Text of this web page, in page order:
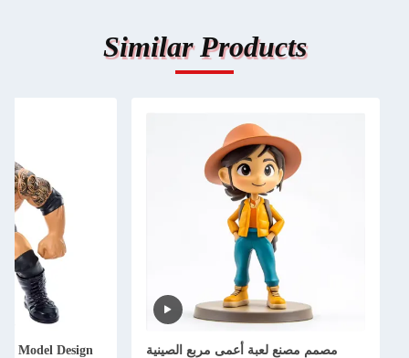
Similar Products
مصمم مصنع لعبة أعمى مربع الصينية
Model Design